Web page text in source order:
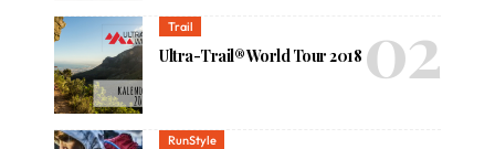
Trail
Ultra-Trail® World Tour 2018
RunStyle